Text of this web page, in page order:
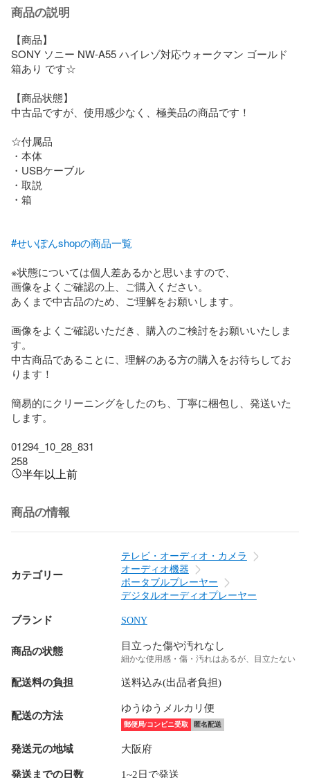
商品の説明
【商品】
SONY ソニー NW-A55 ハイレゾ対応ウォークマン ゴールド
箱あり です☆
【商品状態】
中古品ですが、使用感少なく、極美品の商品です！
☆付属品
・本体
・USBケーブル
・取説
・箱
#せいぽんshopの商品一覧
※状態については個人差あるかと思いますので、
画像をよくご確認の上、ご購入ください。
あくまで中古品のため、ご理解をお願いします。
画像をよくご確認いただき、購入のご検討をお願いいたしま
す。
中古商品であることに、理解のある方の購入をお待ちしてお
ります！
簡易的にクリーニングをしたのち、丁寧に梱包し、発送いた
します。
01294_10_28_831
258
半年以上前
商品の情報
カテゴリー
テレビ・オーディオ・カメラ
オーディオ機器
ポータブルプレーヤー
デジタルオーディオプレーヤー
ブランド SONY
商品の状態 目立った傷や汚れなし
細かな使用感・傷・汚れはあるが、目立たない
配送料の負担 送料込み(出品者負担)
配送の方法
ゆうゆうメルカリ便
郵便局/コンビニ受取 匿名配送
発送元の地域 大阪府
発送までの日数 1~2日で発送